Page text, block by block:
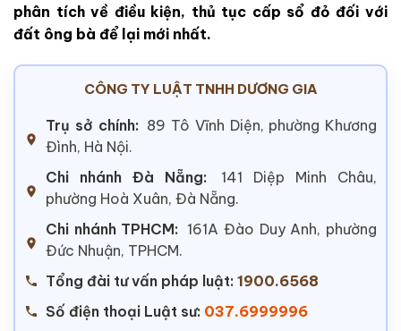
phân tích về điều kiện, thủ tục cấp sổ đỏ đối với
đất ông bà để lại mới nhất.
CÔNG TY LUẬT TNHH DƯƠNG GIA
Trụ sở chính: 89 Tô Vĩnh Diện, phường Khương
Đình, Hà Nội.
Chi nhánh Đà Nẵng:
141 Diệp Minh Châu,
phường Hoà Xuân, Đà Nẵng.
Chi nhánh TPHCM: 161A Đào Duy Anh, phường
Đức Nhuận, TPHCM.
Tổng đài tư vấn pháp luật: 1900.6568
Số điện thoại Luật sư: 037.6999996